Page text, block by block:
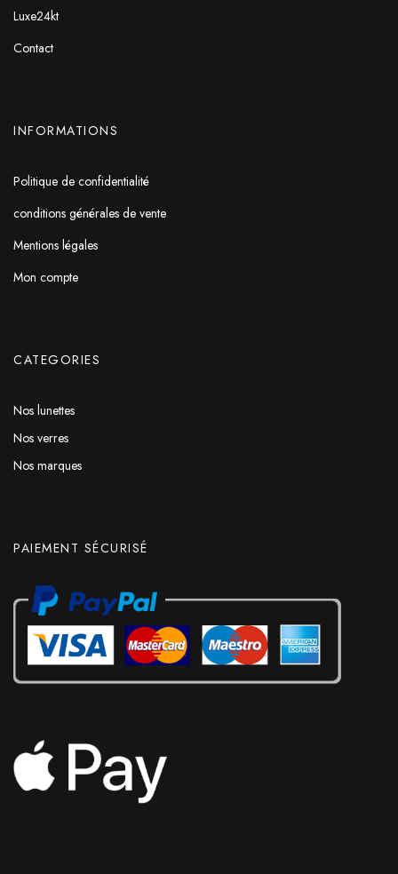
Luxe24kt
Contact
INFORMATIONS
Politique de confidentialité
conditions générales de vente
Mentions légales
Mon compte
CATEGORIES
Nos lunettes
Nos verres
Nos marques
PAIEMENT SÉCURISÉ